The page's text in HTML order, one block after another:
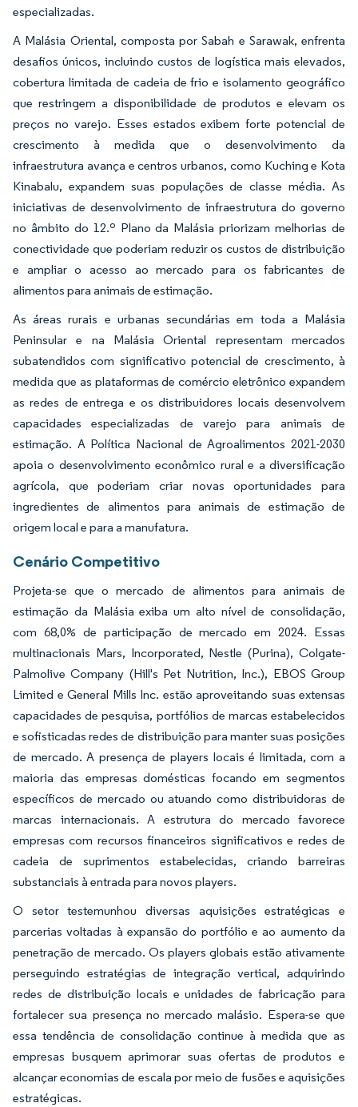
especializadas.
A Malásia Oriental, composta por Sabah e Sarawak, enfrenta
desafios únicos, incluindo custos de logística mais elevados,
cobertura limitada de cadeia de frio e isolamento geográfico
que restringem a disponibilidade de produtos e elevam os
preços no varejo. Esses estados exibem forte potencial de
crescimento à medida que o desenvolvimento da
infraestrutura avança e centros urbanos, como Kuching e Kota
Kinabalu, expandem suas populações de classe média. As
iniciativas de desenvolvimento de infraestrutura do governo
no âmbito do 12.º Plano da Malásia priorizam melhorias de
conectividade que poderiam reduzir os custos de distribuição
e ampliar o acesso ao mercado para os fabricantes de
alimentos para animais de estimação.
As áreas rurais e urbanas secundárias em toda a Malásia
Peninsular e na Malásia Oriental representam mercados
subatendidos com significativo potencial de crescimento, à
medida que as plataformas de comércio eletrônico expandem
as redes de entrega e os distribuidores locais desenvolvem
capacidades especializadas de varejo para animais de
estimação. A Política Nacional de Agroalimentos 2021-2030
apoia o desenvolvimento econômico rural e a diversificação
agrícola, que poderiam criar novas oportunidades para
ingredientes de alimentos para animais de estimação de
origem local e para a manufatura.
Cenário Competitivo
Projeta-se que o mercado de alimentos para animais de
estimação da Malásia exiba um alto nível de consolidação,
com 68,0% de participação de mercado em 2024. Essas
multinacionais Mars, Incorporated, Nestle (Purina), Colgate-
Palmolive Company (Hill's Pet Nutrition, Inc.), EBOS Group
Limited e General Mills Inc. estão aproveitando suas extensas
capacidades de pesquisa, portfólios de marcas estabelecidos
e sofisticadas redes de distribuição para manter suas posições
de mercado. A presença de players locais é limitada, com a
maioria das empresas domésticas focando em segmentos
específicos de mercado ou atuando como distribuidoras de
marcas internacionais. A estrutura do mercado favorece
empresas com recursos financeiros significativos e redes de
cadeia de suprimentos estabelecidas, criando barreiras
substanciais à entrada para novos players.
O setor testemunhou diversas aquisições estratégicas e
parcerias voltadas à expansão do portfólio e ao aumento da
penetração de mercado. Os players globais estão ativamente
perseguindo estratégias de integração vertical, adquirindo
redes de distribuição locais e unidades de fabricação para
fortalecer sua presença no mercado malásio. Espera-se que
essa tendência de consolidação continue à medida que as
empresas busquem aprimorar suas ofertas de produtos e
alcançar economias de escala por meio de fusões e aquisições
estratégicas.